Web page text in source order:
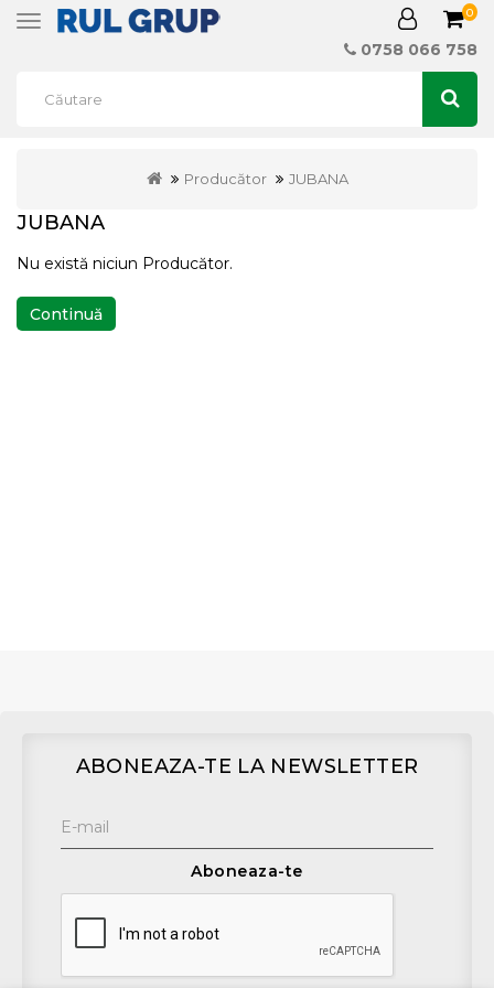
Toggle
0
0758 066 758
Producător JUBANA
JUBANA
Nu există niciun Producător.
Continuă
ABONEAZA-TE LA NEWSLETTER
Aboneaza-te